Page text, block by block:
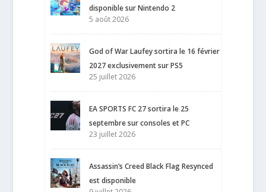
disponible sur Nintendo 2
5 août 2026
God of War Laufey sortira le 16 février
2027 exclusivement sur PS5
25 juillet 2026
EA SPORTS FC 27 sortira le 25
septembre sur consoles et PC
23 juillet 2026
Assassin’s Creed Black Flag Resynced
est disponible